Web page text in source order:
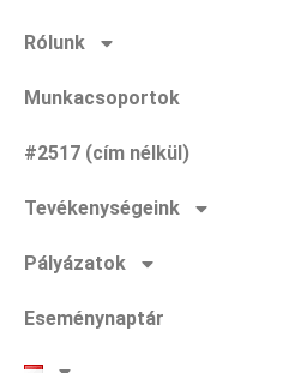
Rólunk
Munkacsoportok
#2517 (cím nélkül)
Tevékenységeink
Pályázatok
Eseménynaptár